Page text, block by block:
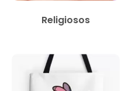
Religiosos